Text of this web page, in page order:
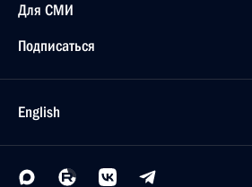
Для СМИ
Подписаться
English